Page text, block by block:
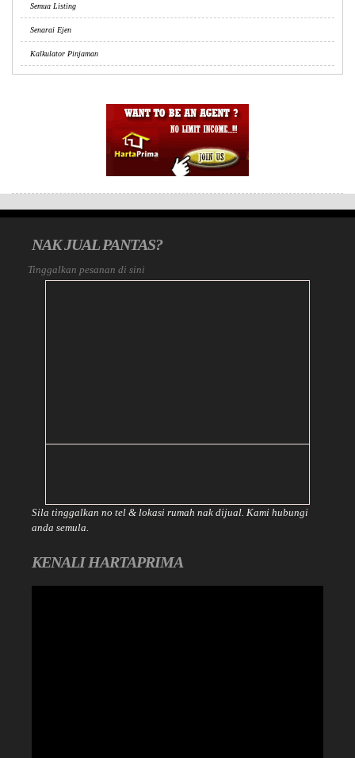
Semua Listing
Senarai Ejen
Kalkulator Pinjaman
NAK JUAL PANTAS?
Tinggalkan pesanan di sini
Sila tinggalkan no tel & lokasi rumah nak dijual. Kami hubungi
anda semula.
KENALI HARTAPRIMA